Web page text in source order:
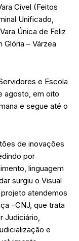
Cível (Feitos
Unificado,
Única de Feliz
Glória – Várzea
e Escola
agosto, em oito
e segue até o
de inovações
por
linguagem
surgiu o Visual
atendemos
–CNJ, que trata
Judiciário,
e